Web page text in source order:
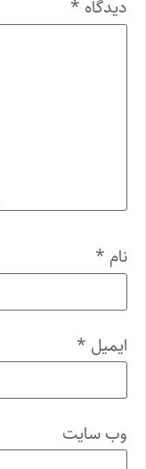
دیدگاه *
نام *
ایمیل *
وب‌ سایت